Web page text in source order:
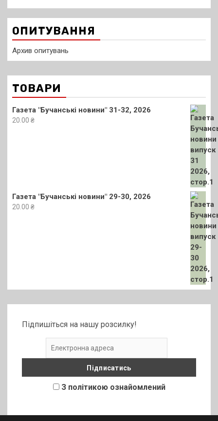
ОПИТУВАННЯ
Архив опитувань
ТОВАРИ
Газета "Бучанські новини" 31-32, 2026
20.00 ₴
Газета "Бучанські новини" 29-30, 2026
20.00 ₴
Підпишіться на нашу розсилку!
З політикою ознайомлений